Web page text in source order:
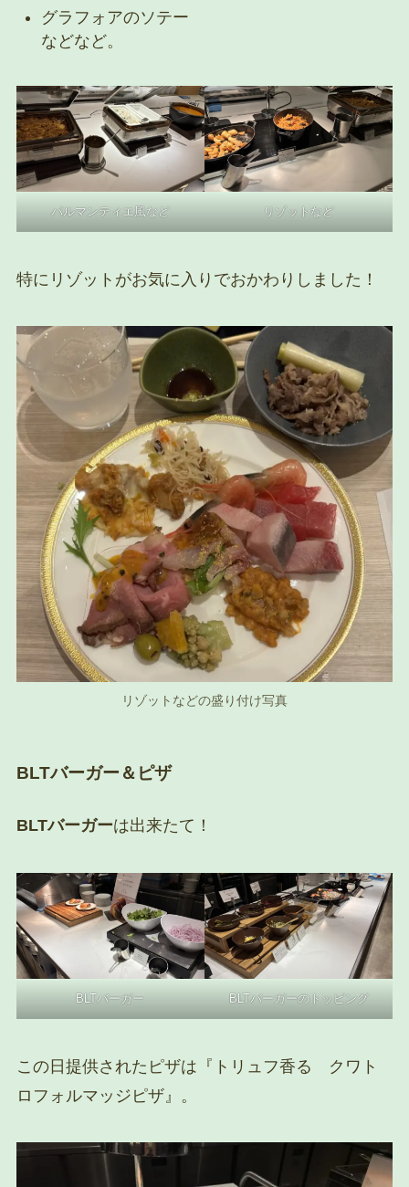
グラフォアのソテー
などなど。
パルマンティエ風など リゾットなど
特にリゾットがお気に入りでおかわりしました！
リゾットなどの盛り付け写真
BLTバーガー＆ピザ
BLTバーガーは出来たて！
BLTバーガー BLTバーガーのトッピング
この日提供されたピザは『トリュフ香る クワト
ロフォルマッジピザ』。